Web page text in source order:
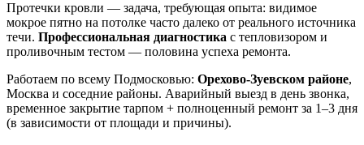
Протечки кровли — задача, требующая опыта: видимое
мокрое пятно на потолке часто далеко от реального источника
течи. Профессиональная диагностика с тепловизором и
проливочным тестом — половина успеха ремонта.
Работаем по всему Подмосковью: Орехово-Зуевском районе,
Москва и соседние районы. Аварийный выезд в день звонка,
временное закрытие тарпом + полноценный ремонт за 1–3 дня
(в зависимости от площади и причины).